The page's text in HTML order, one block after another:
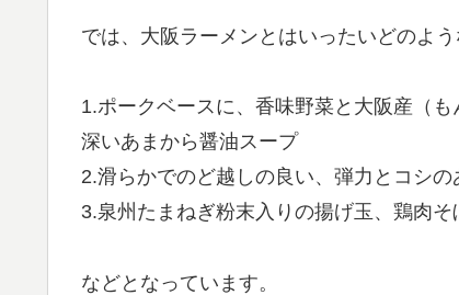
では、大阪ラーメンとはいったいどのよう
1.ポークベースに、香味野菜と大阪産（
深いあまから醤油スープ
2.滑らかでのど越しの良い、弾力とコシの
3.泉州たまねぎ粉末入りの揚げ玉、鶏肉
などとなっています。